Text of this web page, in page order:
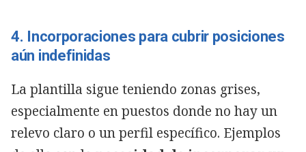
4. Incorporaciones para cubrir posiciones
aún indefinidas
La plantilla sigue teniendo zonas grises,
especialmente en puestos donde no hay un
relevo claro o un perfil específico. Ejemplos